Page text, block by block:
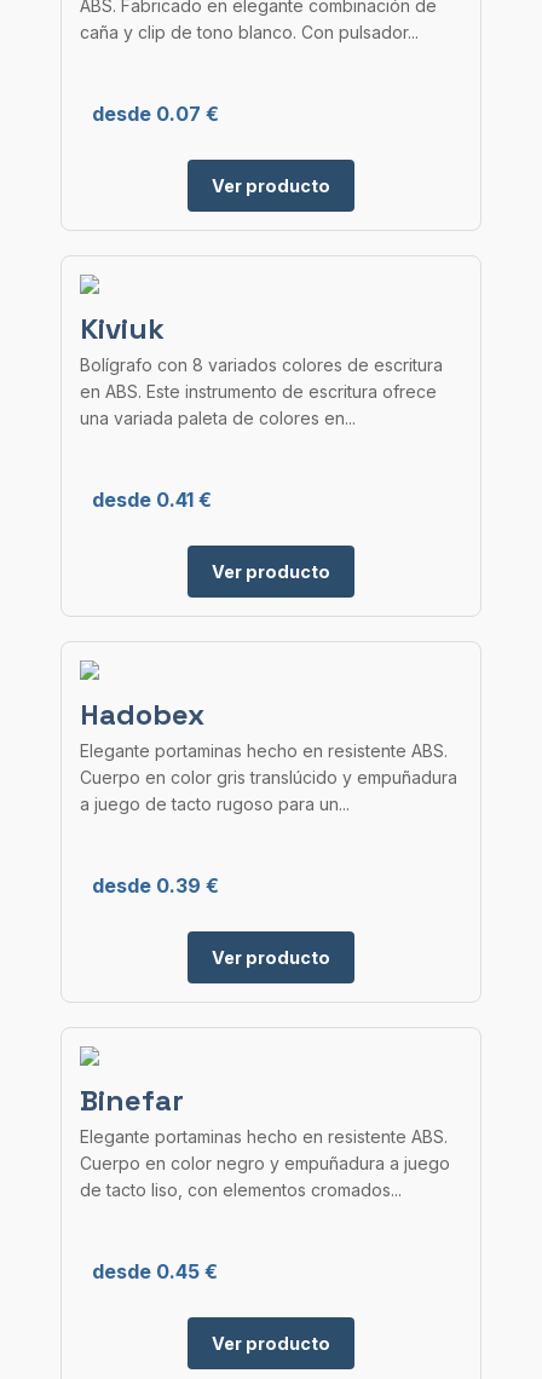
ABS. Fabricado en elegante combinación de
caña y clip de tono blanco. Con pulsador...
desde 0.07 €
Ver producto
Kiviuk
Bolígrafo con 8 variados colores de escritura
en ABS. Este instrumento de escritura ofrece
una variada paleta de colores en...
desde 0.41 €
Ver producto
Hadobex
Elegante portaminas hecho en resistente ABS.
Cuerpo en color gris translúcido y empuñadura
a juego de tacto rugoso para un...
desde 0.39 €
Ver producto
Binefar
Elegante portaminas hecho en resistente ABS.
Cuerpo en color negro y empuñadura a juego
de tacto liso, con elementos cromados...
desde 0.45 €
Ver producto